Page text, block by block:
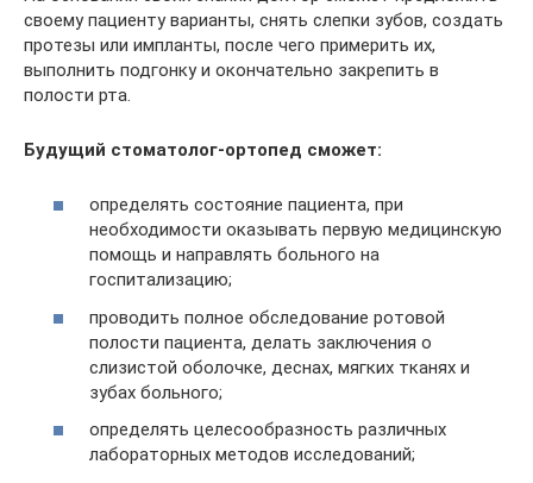
своему пациенту варианты, снять слепки зубов, создать
протезы или импланты, после чего примерить их,
выполнить подгонку и окончательно закрепить в
полости рта.
Будущий стоматолог-ортопед сможет:
определять состояние пациента, при
необходимости оказывать первую медицинскую
помощь и направлять больного на
госпитализацию;
проводить полное обследование ротовой
полости пациента, делать заключения о
слизистой оболочке, деснах, мягких тканях и
зубах больного;
определять целесообразность различных
лабораторных методов исследований;